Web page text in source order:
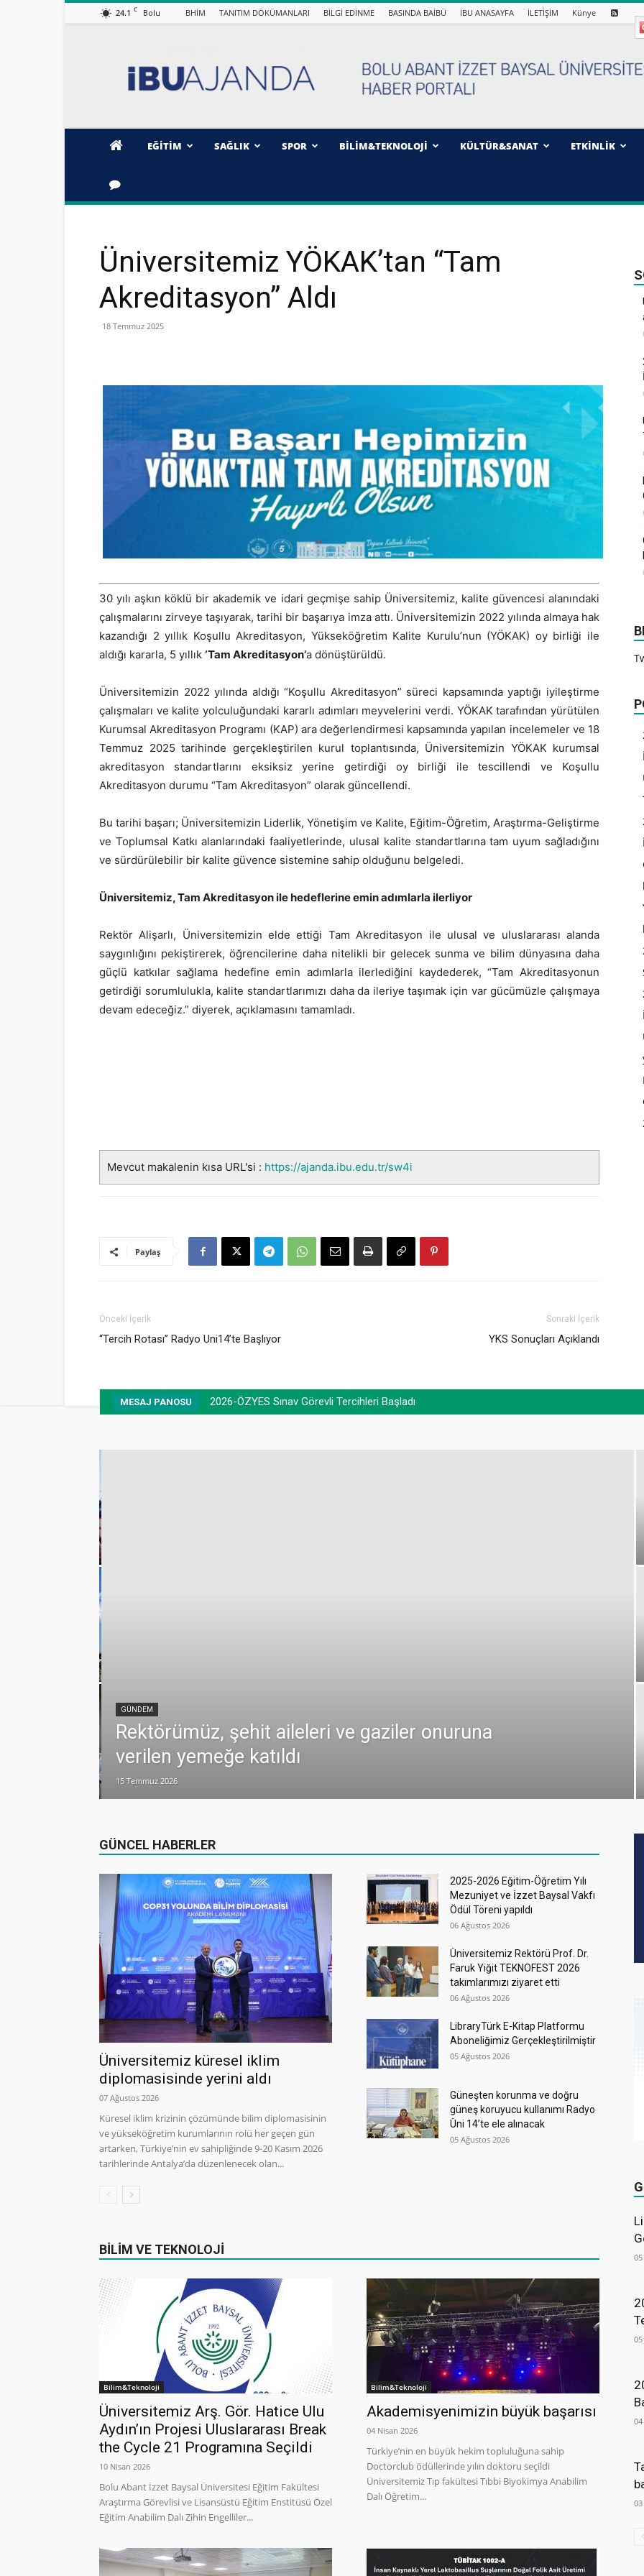
24.1 C Bolu BHİM TANITIM DÖKÜMANLARI BİLGİ EDİNME BASINDA BAİBÜ İBU ANASAYFA İLETİŞİM Künye
EĞİTİM SAĞLIK SPOR BİLİM&TEKNOLOJİ KÜLTÜR&SANAT ETKİNLİK
Üniversitemiz YÖKAK’tan “Tam
Akreditasyon” Aldı
18 Temmuz 2025
30 yılı aşkın köklü bir akademik ve idari geçmişe sahip Üniversitemiz, kalite güvencesi alanındaki
çalışmalarını zirveye taşıyarak, tarihi bir başarıya imza attı. Üniversitemizin 2022 yılında almaya hak
kazandığı 2 yıllık Koşullu Akreditasyon, Yükseköğretim Kalite Kurulu’nun (YÖKAK) oy birliği ile
aldığı kararla, 5 yıllık ‘Tam Akreditasyon’a dönüştürüldü.
Üniversitemizin 2022 yılında aldığı “Koşullu Akreditasyon” süreci kapsamında yaptığı iyileştirme
çalışmaları ve kalite yolculuğundaki kararlı adımları meyvelerini verdi. YÖKAK tarafından yürütülen
Kurumsal Akreditasyon Programı (KAP) ara değerlendirmesi kapsamında yapılan incelemeler ve 18
Temmuz 2025 tarihinde gerçekleştirilen kurul toplantısında, Üniversitemizin YÖKAK kurumsal
akreditasyon standartlarını eksiksiz yerine getirdiği oy birliği ile tescillendi ve Koşullu
Akreditasyon durumu “Tam Akreditasyon” olarak güncellendi.
Bu tarihi başarı; Üniversitemizin Liderlik, Yönetişim ve Kalite, Eğitim-Öğretim, Araştırma-Geliştirme
ve Toplumsal Katkı alanlarındaki faaliyetlerinde, ulusal kalite standartlarına tam uyum sağladığını
ve sürdürülebilir bir kalite güvence sistemine sahip olduğunu belgeledi.
Üniversitemiz, Tam Akreditasyon ile hedeflerine emin adımlarla ilerliyor
Rektör Alişarlı, Üniversitemizin elde ettiği Tam Akreditasyon ile ulusal ve uluslararası alanda
saygınlığını pekiştirerek, öğrencilerine daha nitelikli bir gelecek sunma ve bilim dünyasına daha
güçlü katkılar sağlama hedefine emin adımlarla ilerlediğini kaydederek, “Tam Akreditasyonun
getirdiği sorumlulukla, kalite standartlarımızı daha da ileriye taşımak için var gücümüzle çalışmaya
devam edeceğiz.” diyerek, açıklamasını tamamladı.
Mevcut makalenin kısa URL'si : https://ajanda.ibu.edu.tr/sw4i
Paylaş
Önceki İçerik
“Tercih Rotası” Radyo Uni14’te Başlıyor
Sonraki İçerik
YKS Sonuçları Açıklandı
MESAJ PANOSU 2026-ÖZYES Sınav Görevli Tercihleri Başladı
GÜNDEM
Rektörümüz, şehit aileleri ve gaziler onuruna
verilen yemeğe katıldı
15 Temmuz 2026
GÜNCEL HABERLER
Üniversitemiz küresel iklim
diplomasisinde yerini aldı
07 Ağustos 2026
Küresel iklim krizinin çözümünde bilim diplomasisinin
ve yükseköğretim kurumlarının rolü her geçen gün
artarken, Türkiye’nin ev sahipliğinde 9-20 Kasım 2026
tarihlerinde Antalya’da düzenlenecek olan...
2025-2026 Eğitim-Öğretim Yılı
Mezuniyet ve İzzet Baysal Vakfı
Ödül Töreni yapıldı
06 Ağustos 2026
Üniversitemiz Rektörü Prof. Dr.
Faruk Yiğit TEKNOFEST 2026
takımlarımızı ziyaret etti
06 Ağustos 2026
LibraryTürk E-Kitap Platformu
Aboneliğimiz Gerçekleştirilmiştir
05 Ağustos 2026
Güneşten korunma ve doğru
güneş koruyucu kullanımı Radyo
Üni 14’te ele alınacak
05 Ağustos 2026
BİLİM VE TEKNOLOJİ
Bilim&Teknoloji
Üniversitemiz Arş. Gör. Hatice Ulu
Aydın’ın Projesi Uluslararası Break
the Cycle 21 Programına Seçildi
10 Nisan 2026
Bolu Abant İzzet Baysal Üniversitesi Eğitim Fakültesi
Araştırma Görevlisi ve Lisansüstü Eğitim Enstitüsü Özel
Eğitim Anabilim Dalı Zihin Engelliler...
Bilim&Teknoloji
Akademisyenimizin büyük başarısı
04 Nisan 2026
Türkiye’nin en büyük hekim topluluğuna sahip
Doctorclub ödüllerinde yılın doktoru seçildi
Üniversitemiz Tıp fakültesi Tıbbi Biyokimya Anabilim
Dalı Öğretim...